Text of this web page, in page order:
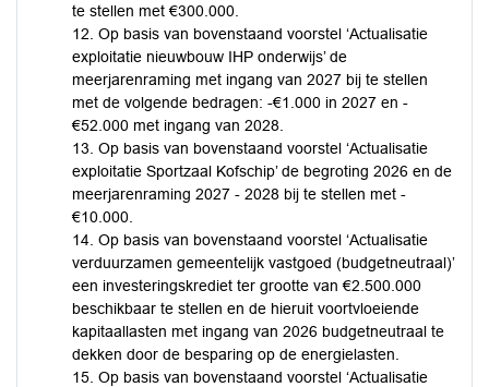
te stellen met €300.000.
12. Op basis van bovenstaand voorstel ‘Actualisatie
exploitatie nieuwbouw IHP onderwijs’ de
meerjarenraming met ingang van 2027 bij te stellen
met de volgende bedragen: -€1.000 in 2027 en -
€52.000 met ingang van 2028.
13. Op basis van bovenstaand voorstel ‘Actualisatie
exploitatie Sportzaal Kofschip’ de begroting 2026 en de
meerjarenraming 2027 - 2028 bij te stellen met -
€10.000.
14. Op basis van bovenstaand voorstel ‘Actualisatie
verduurzamen gemeentelijk vastgoed (budgetneutraal)’
een investeringskrediet ter grootte van €2.500.000
beschikbaar te stellen en de hieruit voortvloeiende
kapitaallasten met ingang van 2026 budgetneutraal te
dekken door de besparing op de energielasten.
15. Op basis van bovenstaand voorstel ‘Actualisatie